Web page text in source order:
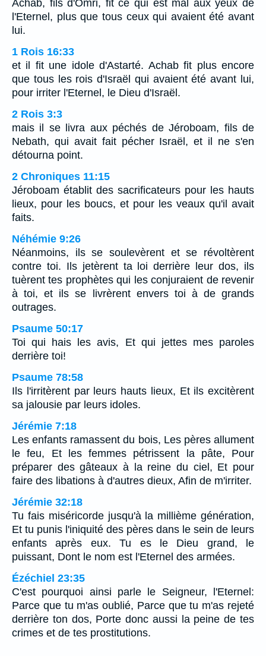
Achab, fils d'Omri, fit ce qui est mal aux yeux de
l'Eternel, plus que tous ceux qui avaient été avant
lui.
1 Rois 16:33
et il fit une idole d'Astarté. Achab fit plus encore
que tous les rois d'Israël qui avaient été avant lui,
pour irriter l'Eternel, le Dieu d'Israël.
2 Rois 3:3
mais il se livra aux péchés de Jéroboam, fils de
Nebath, qui avait fait pécher Israël, et il ne s'en
détourna point.
2 Chroniques 11:15
Jéroboam établit des sacrificateurs pour les hauts
lieux, pour les boucs, et pour les veaux qu'il avait
faits.
Néhémie 9:26
Néanmoins, ils se soulevèrent et se révoltèrent
contre toi. Ils jetèrent ta loi derrière leur dos, ils
tuèrent tes prophètes qui les conjuraient de revenir
à toi, et ils se livrèrent envers toi à de grands
outrages.
Psaume 50:17
Toi qui hais les avis, Et qui jettes mes paroles
derrière toi!
Psaume 78:58
Ils l'irritèrent par leurs hauts lieux, Et ils excitèrent
sa jalousie par leurs idoles.
Jérémie 7:18
Les enfants ramassent du bois, Les pères allument
le feu, Et les femmes pétrissent la pâte, Pour
préparer des gâteaux à la reine du ciel, Et pour
faire des libations à d'autres dieux, Afin de m'irriter.
Jérémie 32:18
Tu fais miséricorde jusqu'à la millième génération,
Et tu punis l'iniquité des pères dans le sein de leurs
enfants après eux. Tu es le Dieu grand, le
puissant, Dont le nom est l'Eternel des armées.
Ézéchiel 23:35
C'est pourquoi ainsi parle le Seigneur, l'Eternel:
Parce que tu m'as oublié, Parce que tu m'as rejeté
derrière ton dos, Porte donc aussi la peine de tes
crimes et de tes prostitutions.